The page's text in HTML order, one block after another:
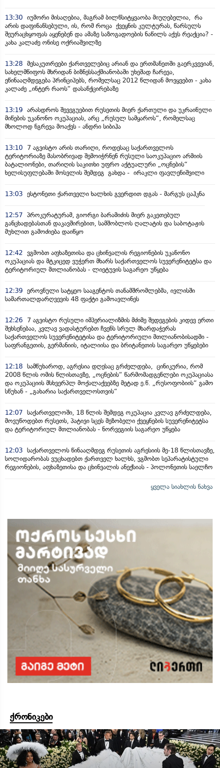
13:30 იუმორი მისაღებია, მაგრამ ბილწსიტყვაობა მიუღებელია, რა
არის დაფინანსებული, ის, რომ როცა ქვეყნის კულტურას, წარსულს
შეურაცხყოფას აყენებენ და ამაზე საზოგადოების ნაწილს აქვს რეაქცია? -
კახა კალაძე ონისე ოქრიაშვილზე
13:28 მესაკუთრეები ქართველებიც არიან და ერთმანეთში გაერკვევიან,
სახელმწიფოს მხრიდან ბიზნესსაქმიანობაში უხეშად ჩარევა,
ეწინააღმდეგება პრინციპებს, რომელსაც 2012 წლიდან მოვყვებთ - კახა
კალაძე „ინტერ რაოს“ დასანქცირებაზე
13:19 არასდროს შევეგუებით რუსეთის მიერ ქართული და უკრაინული
მიწების უკანონო ოკუპაციას, არც „რუსულ სამყაროს“, რომელსაც
მხოლოდ ნგრევა მოაქვს - ანდრი სიბიჰა
13:10
7 აგვისტო არის თარიღი, როდესაც საქართველოს
ტერიტორიაზე მასობრივად შემოიჭრნენ რუსული საოკუპაციო არმიის
ბატალიონები, თარიღის საკითხი უფრო აქტუალური „ოცნების“
ხელისუფლებაში მოსვლის შემდეგ გახდა - ირაკლი ფავლენიშვილი
13:03 ესტონეთი ქართველი ხალხის გვერდით დგას - მარგუს ცაჰკნა
12:57 პროკურატურამ, გიორგი ბარამიძის მიერ გაკეთებულ
განცხადებასთან დაკავშირებით, სამშობლოს ღალატის და საბოტაჟის
მუხლით გამოძიება დაიწყო
12:42
ვგმობთ აფხაზეთისა და ცხინვალის რეგიონების უკანონო
ოკუპაციას და მტკიცედ ვუჭერთ მხარს საქართველოს სუვერენიტეტსა და
ტერიტორიულ მთლიანობას - ლიეტუვის საგარეო უწყება
12:39 ეროვნული სატყეო სააგენტოს თანამშრომლებმა, ივლისში
სამართალდარღვევის 48 ფაქტი გამოავლინეს
12:26
7 აგვისტო რუსული იმპერიალიზმის მძიმე შედეგების კიდევ ერთი
შეხსენებაა, კვლავ ვადასტურებთ ჩვენს სრულ მხარდაჭერას
საქართველოს სუვერენიტეტისა და ტერიტორიული მთლიანობისადმი -
საფრანგეთის, გერმანიის, იტალიისა და ბრიტანეთის საგარეო უწყებები
12:18 სამწუხაროდ, აგრესია დღესაც გრძელდება, ცინიკურია, რომ
2008 წლის ომის წლისთავზე, „ოცნების“ წარმომადგენლები ოკუპაციასა
და ოკუპაციის მსხვერპლ მოქალაქეებზე მეტად ე.წ. „რუსოფობიის“ გამო
სწუხან - „გახარია საქართველოსთვის“
12:07 საქართველოში, 18 წლის შემდეგ ოკუპაცია კვლავ გრძელდება,
მოვუწოდებთ რუსეთს, პატივი სცეს მეზობელი ქვეყნების სუვერენიტეტსა
და ტერიტორიულ მთლიანობას - ნორვეგიის საგარეო უწყება
12:03 საქართველოს წინააღმდეგ რუსეთის აგრესიის მე-18 წლისთავზე,
სოლიდარობას ვუცხადებთ ქართველ ხალხს, ვგმობთ სეპარატისტული
რეგიონების, აფხაზეთისა და ცხინვალის ანექსიას - პოლონეთის საელჩო
ყველა სიახლის ნახვა
ქრონიკები